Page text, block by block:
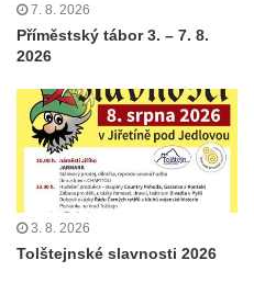
7. 8. 2026
Příměstský tábor 3. – 7. 8.
2026
3. 8. 2026
Tolštejnské slavnosti 2026